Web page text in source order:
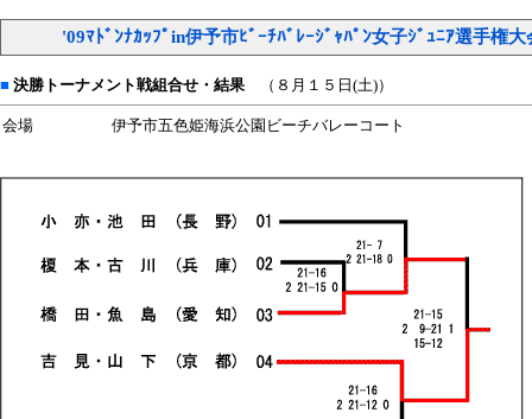
'09ﾏﾄﾞﾝﾅｶｯﾌﾟin伊予市ﾋﾞｰﾁﾊﾞﾚｰｼﾞｬﾊﾟﾝ女子ｼﾞｭﾆｱ選手権大
■ 決勝トーナメント戦組合せ・結果 （８月１５日(土)）
会場 伊予市五色姫海浜公園ビーチバレーコート